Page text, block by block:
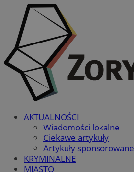
AKTUALNOŚCI
Wiadomości lokalne
Ciekawe artykuły
Artykuły sponsorowane
KRYMINALNE
MIASTO